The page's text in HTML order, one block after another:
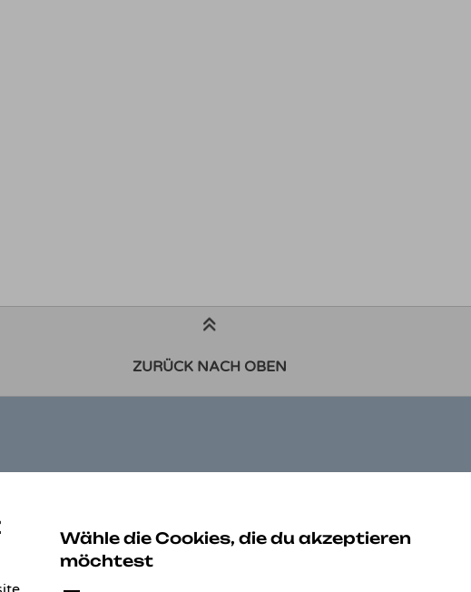
ZURÜCK NACH OBEN
Benedikt
Wähle die Cookies, die du akzeptieren
möchtest